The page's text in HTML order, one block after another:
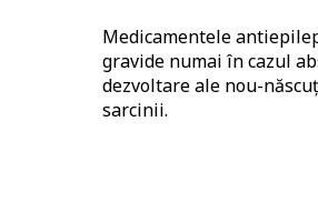
Medicamentele
gravide numai în cazul
dezvoltare ale nou-
sarcinii.